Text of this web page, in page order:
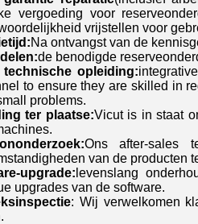
vergoeding voor
vrijstellen voor
Na ontvangst van de
de benodigde
technische opleiding:
to ensure they are skilled in
problems.
ter plaatse:Vicut is in staat
Ons after-sales
van de producten
upgrade: levenslang
upgrades van de software.
: Wij verwelkomen